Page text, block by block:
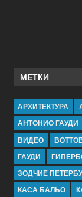
МЕТКИ
АРХИТЕКТУРА
АНТОНИО ГАУДИ
ВИДЕО
ГАУДИ
ЗОДЧИЕ
КАСА БАЛЬО